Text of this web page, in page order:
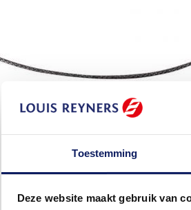
Toestemming
Deze website maakt gebruik van